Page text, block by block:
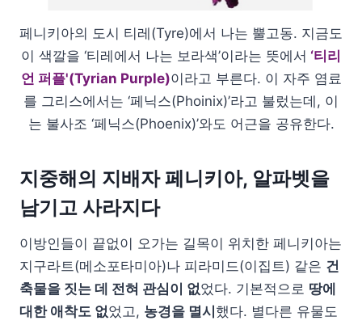
페니키아의 도시 티레(Tyre)에서 나는 뿔고동. 지금도
이 색깔을 ‘티레에서 나는 보라색’이라는 뜻에서 ‘티리
언 퍼플'(Tyrian Purple)이라고 부른다. 이 자주 염료
를 그리스에서는 ‘페닉스(Phoinix)’라고 불렀는데, 이
는 불사조 ‘페닉스(Phoenix)’와도 어근을 공유한다.
지중해의 지배자 페니키아, 알파벳을
남기고 사라지다
이방인들이 끝없이 오가는 길목이 위치한 페니키아는
지구라트(메소포타미아)나 피라미드(이집트) 같은 건
축물을 짓는 데 전혀 관심이 없었다. 기본적으로 땅에
대한 애착도 없었고, 농경을 멸시 했다. 별다른 유물도